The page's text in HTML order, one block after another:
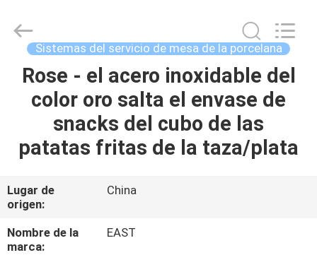
HOGAR
PRODUCTOS
VÍDEOS
SOBRE
NOSOTROS
Catering
equipments
Reserved.
Sistemas del servicio de mesa de la porcelana
Rose - el acero inoxidable del
color oro salta el envase de
snacks del cubo de las
patatas fritas de la taza/plata
Lugar de
origen:
China
Nombre de la
marca:
EAST